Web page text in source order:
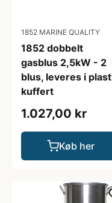
1852 MARINE QUALITY
1852 dobbelt
gasblus 2,5kW - 2
blus, leveres i plast
kuffert
1.027,00 kr
Køb her